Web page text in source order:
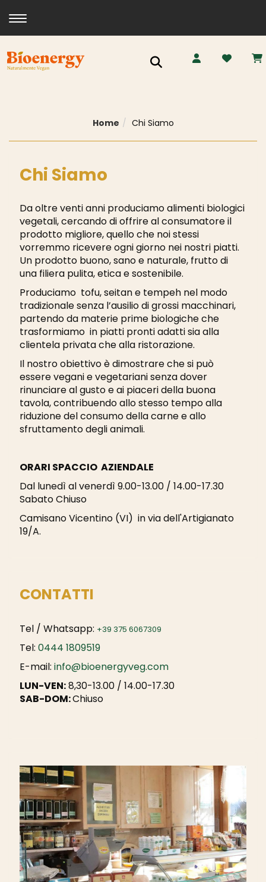
Toggle navigation
Ricerca
Home Chi Siamo
Chi Siamo
Da oltre venti anni produciamo alimenti biologici
vegetali, cercando di offrire al consumatore il
prodotto migliore, quello che noi stessi
vorremmo ricevere ogni giorno nei nostri piatti.
Un prodotto buono, sano e naturale, frutto di
una filiera pulita, etica e sostenibile.
Produciamo tofu, seitan e tempeh nel modo
tradizionale senza l’ausilio di grossi macchinari,
partendo da materie prime biologiche che
trasformiamo in piatti pronti adatti sia alla
clientela privata che alla ristorazione.
Il nostro obiettivo è dimostrare che si può
essere vegani e vegetariani senza dover
rinunciare al gusto e ai piaceri della buona
tavola, contribuendo allo stesso tempo alla
riduzione del consumo della carne e allo
sfruttamento degli animali.
ORARI SPACCIO AZIENDALE
Dal lunedì al venerdì 9.00-13.00 / 14.00-17.30
Sabato Chiuso
Camisano Vicentino (VI) in via dell'Artigianato
19/A.
CONTATTI
Tel / Whatsapp: +39 375 6067309
Tel: 0444 1809519
E-mail: info@bioenergyveg.com
LUN-VEN:8,30-13.00 / 14.00-17.30
SAB-DOM:Chiuso